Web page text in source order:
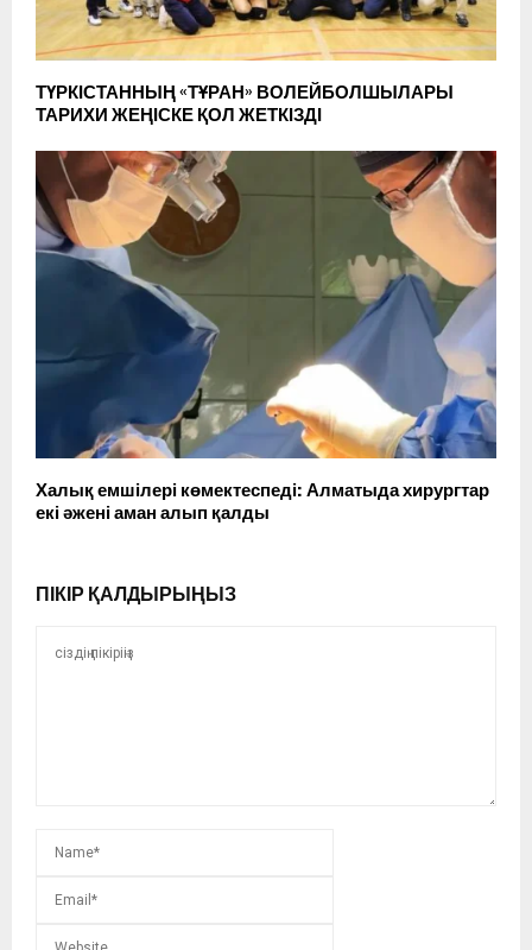
ТҮРКІСТАННЫҢ «ТҰРАН» ВОЛЕЙБОЛШЫЛАРЫ
ТАРИХИ ЖЕҢІСКЕ ҚОЛ ЖЕТКІЗДІ
Халық емшілері көмектеспеді: Алматыда хирургтар
екі әжені аман алып қалды
ПІКІР ҚАЛДЫРЫҢЫЗ